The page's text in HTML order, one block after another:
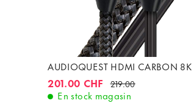
AUDIOQUEST HDMI CARBON 8K
201.00 CHF 219.00
En stock magasin